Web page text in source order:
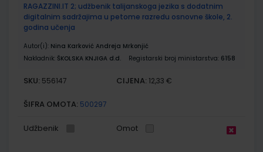
RAGAZZINI.IT 2; udžbenik talijanskoga jezika s dodatnim
digitalnim sadržajima u petome razredu osnovne škole, 2.
godina učenja
Autor(i): Nina Karković Andreja Mrkonjić
Nakladnik: ŠKOLSKA KNJIGA d.d. Registarski broj ministarstva: 6158
SKU: 556147 CIJENA: 12,33 €
ŠIFRA OMOTA: 500297
Udžbenik Omot